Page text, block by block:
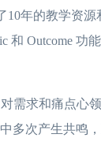
年的教学资源
和 Outcome 功
需求和痛点心
多次产生共鸣